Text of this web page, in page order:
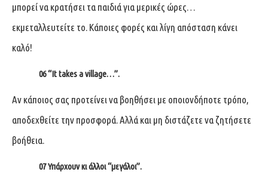
μπορεί να κρατήσει τα παιδιά για μερικές ώρες…
εκμεταλλευτείτε το. Κάποιες φορές και λίγη απόσταση κάνει
καλό!
06“It takes a village…”.
Αν κάποιος σας προτείνει να βοηθήσει με οποιονδήποτε τρόπο,
αποδεχθείτε την προσφορά. Αλλά και μη διστάζετε να ζητήσετε
βοήθεια.
07Υπάρχουν κι άλλοι “μεγάλοι”.